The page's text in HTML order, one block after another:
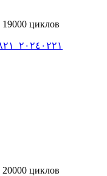
19000 циклов
20000 циклов